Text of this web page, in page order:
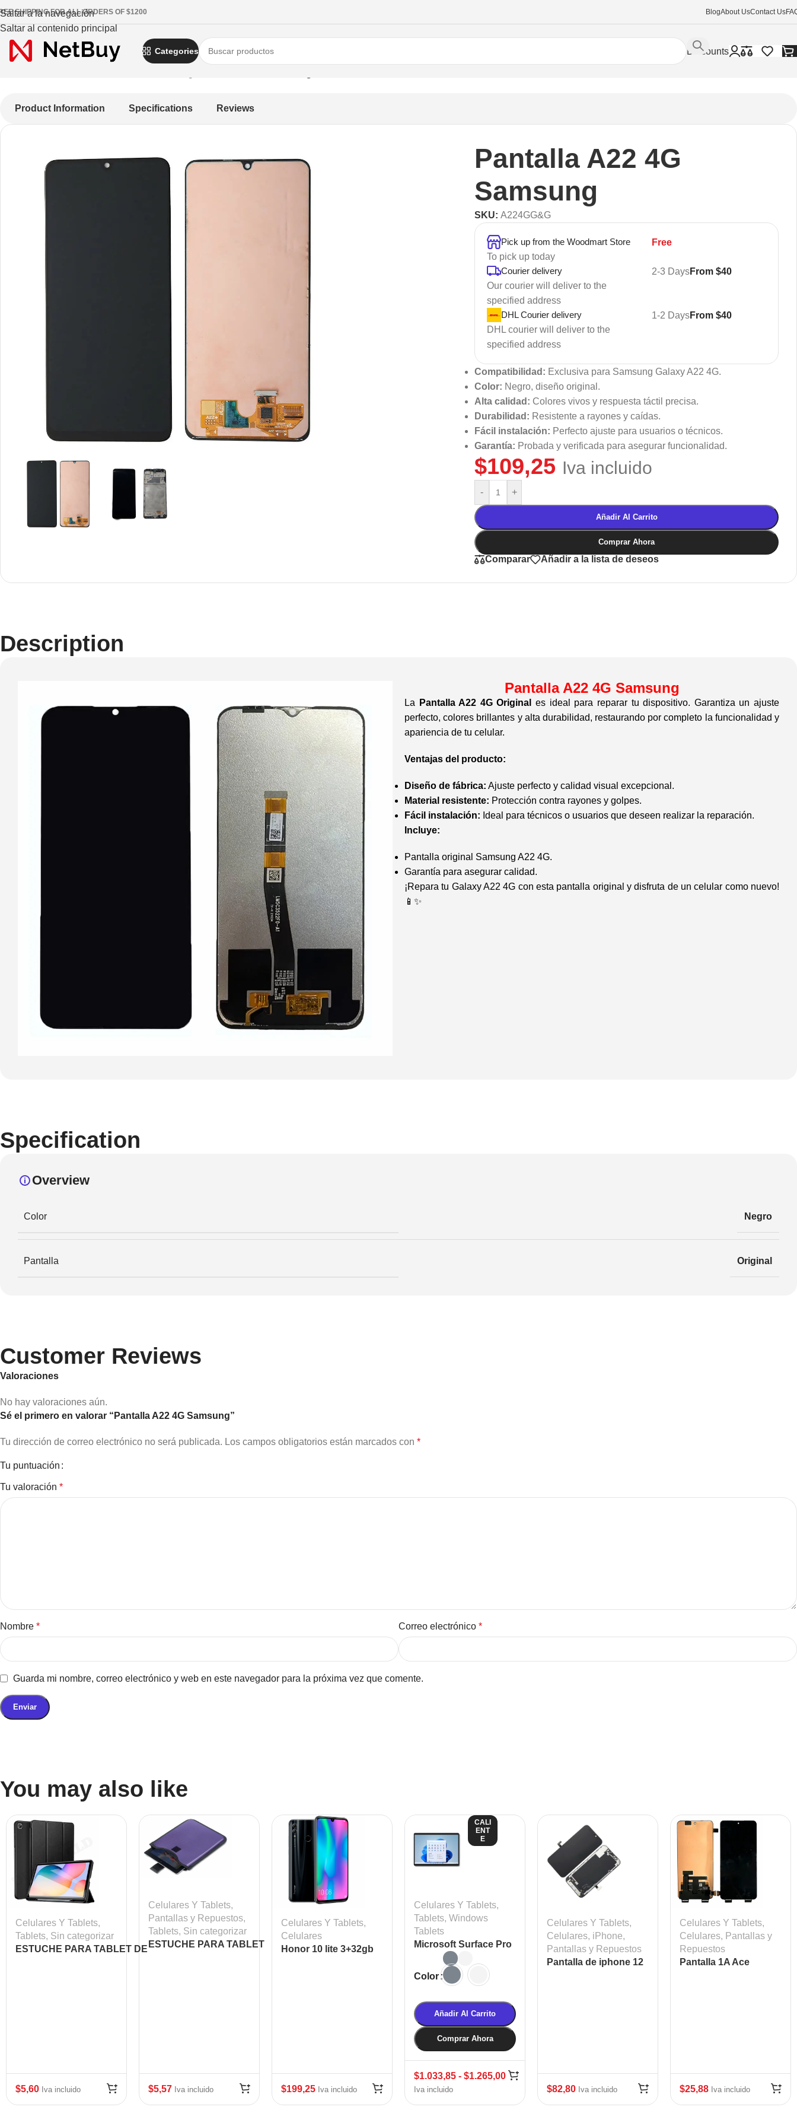
Saltar a la navegación
Saltar al contenido principal
SHIPPING FOR ALL ORDERS OF $1200 BlogAbout UsContact Us
Categories Discounts
Product Information Specifications Reviews
Pantalla A22 4G
Samsung
SKU:A224GG&G
Pick up from the Woodmart Store
To pick up today
Free
Courier delivery
Our courier will deliver to the
specified address
2-3 DaysFrom $40
DHL Courier delivery
DHL courier will deliver to the
specified address
1-2 DaysFrom $40
Compatibilidad: Exclusiva para Samsung Galaxy A22 4G.
Color: Negro, diseño original.
Alta calidad: Colores vivos y respuesta táctil precisa.
Durabilidad: Resistente a rayones y caídas.
Fácil instalación: Perfecto ajuste para usuarios o técnicos.
Garantía: Probada y verificada para asegurar funcionalidad.
$109,25 Iva incluido
- +
Añadir Al Carrito
Comprar Ahora
Comparar Añadir a la lista de deseos
Description
Pantalla A22 4G Samsung
La Pantalla A22 4G Original
es ideal para reparar tu dispositivo. Garantiza un ajuste
perfecto, colores brillantes y alta durabilidad, restaurando por completo la funcionalidad y
apariencia de tu celular.
Ventajas del producto:
Diseño de fábrica: Ajuste perfecto y calidad visual excepcional.
Material resistente: Protección contra rayones y golpes.
Fácil instalación: Ideal para técnicos o usuarios que deseen realizar la reparación.
Incluye:
Pantalla original Samsung A22 4G.
Garantía para asegurar calidad.
¡Repara tu Galaxy A22 4G con esta pantalla original y disfruta de un celular como nuevo!
📱✨
Specification
Overview
Color Negro
Pantalla Original
Customer Reviews
Valoraciones
No hay valoraciones aún.
Sé el primero en valorar “Pantalla A22 4G Samsung”
Tu dirección de correo electrónico no será publicada. Los campos obligatorios están marcados con *
Tu puntuación
Tu valoración *
Nombre * Correo electrónico *
Guarda mi nombre, correo electrónico y web en este navegador para la próxima vez que comente.
You may also like
Celulares Y Tablets,
Tablets, Sin categorizar
ESTUCHE PARA TABLET DE
$5,60 Iva incluido
Celulares Y Tablets,
Pantallas y Repuestos,
Tablets, Sin categorizar
ESTUCHE PARA TABLET
$5,57 Iva incluido
Celulares Y Tablets,
Celulares
Honor 10 lite 3+32gb
$199,25 Iva incluido
CALI
ENT
E
Celulares Y Tablets,
Tablets, Windows
Tablets
Microsoft Surface Pro
Color
Añadir Al Carrito
Comprar Ahora
$1.033,85 - $1.265,00
Iva incluido
Celulares Y Tablets,
Celulares, iPhone,
Pantallas y Repuestos
Pantalla de iphone 12
$82,80 Iva incluido
Celulares Y Tablets,
Celulares, Pantallas y
Repuestos
Pantalla 1A Ace
$25,88 Iva incluido